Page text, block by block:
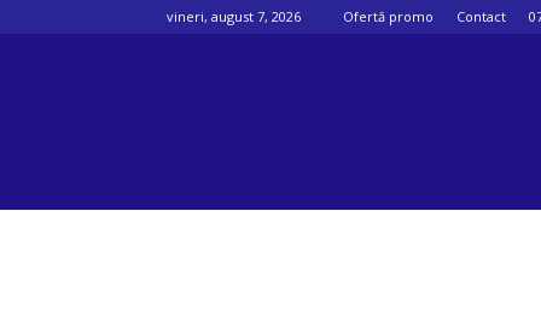
vineri, august 7, 2026 Ofertă promo Contact